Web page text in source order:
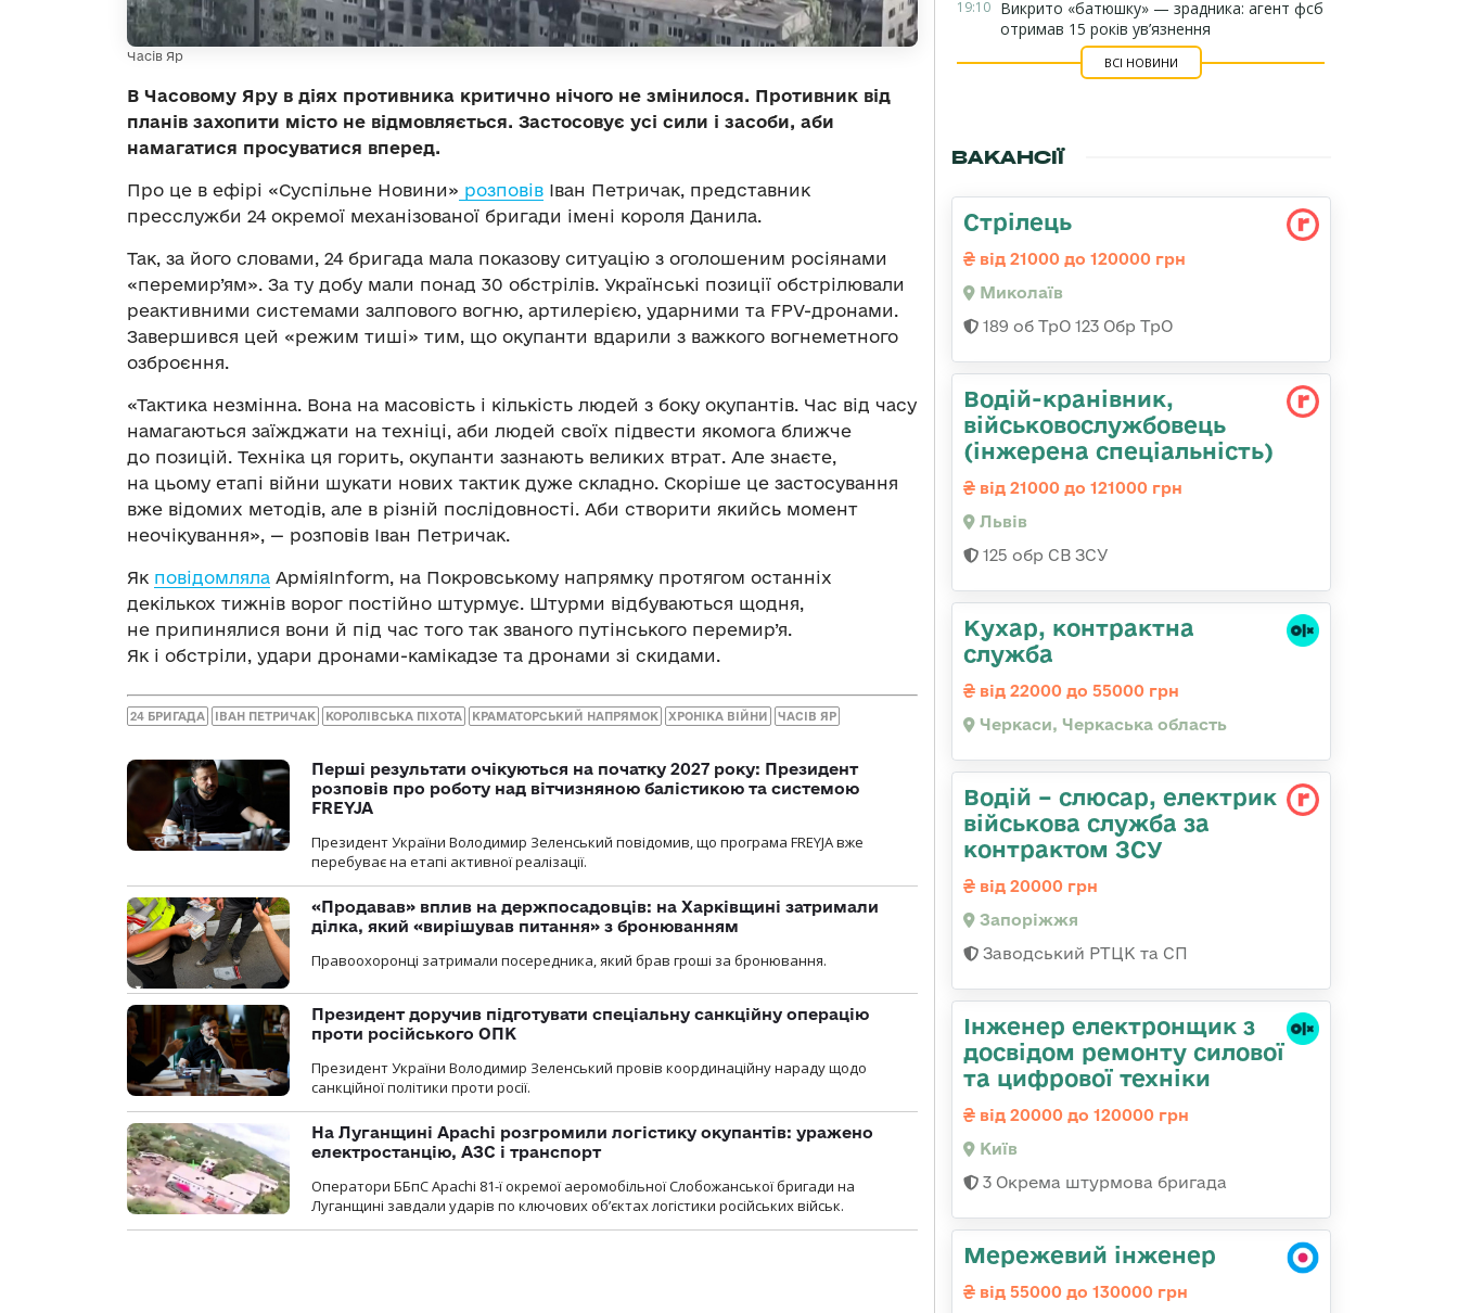
Часів Яр
В Часовому Яру в діях противника критично нічого не змінилося. Противник від
планів захопити місто не відмовляється. Застосовує усі сили і засоби, аби
намагатися просуватися вперед.
Про це в ефірі «Суспільне Новини» розповів Іван Петричак, представник
пресслужби 24 окремої механізованої бригади імені короля Данила.
Так, за його словами, 24 бригада мала показову ситуацію з оголошеним росіянами
«перемир’ям». За ту добу мали понад 30 обстрілів. Українські позиції обстрілювали
реактивними системами залпового вогню, артилерією, ударними та FPV-дронами.
Завершився цей «режим тиші» тим, що окупанти вдарили з важкого вогнеметного
озброєння.
«Тактика незмінна. Вона на масовість і кількість людей з боку окупантів. Час від часу
намагаються заїжджати на техніці, аби людей своїх підвести якомога ближче
до позицій. Техніка ця горить, окупанти зазнають великих втрат. Але знаєте,
на цьому етапі війни шукати нових тактик дуже складно. Скоріше це застосування
вже відомих методів, але в різній послідовності. Аби створити якийсь момент
неочікування», — розповів Іван Петричак.
Як повідомляла АрміяInform, на Покровському напрямку протягом останніх
декількох тижнів ворог постійно штурмує. Штурми відбуваються щодня,
не припинялися вони й під час того так званого путінського перемир’я.
Як і обстріли, удари дронами-камікадзе та дронами зі скидами.
24 БРИГАДА ІВАН ПЕТРИЧАК КОРОЛІВСЬКА ПІХОТА КРАМАТОРСЬКИЙ НАПРЯМОК ХРОНІКА ВІЙНИ ЧАСІВ ЯР
Перші результати очікуються на початку 2027 року: Президент
розповів про роботу над вітчизняною балістикою та системою
FREYJA
Президент України Володимир Зеленський повідомив, що програма FREYJA вже
перебуває на етапі активної реалізації.
«Продавав» вплив на держпосадовців: на Харківщині затримали
ділка, який «вирішував питання» з бронюванням
Правоохоронці затримали посередника, який брав гроші за бронювання.
Президент доручив підготувати спеціальну санкційну операцію
проти російського ОПК
Президент України Володимир Зеленський провів координаційну нараду щодо
санкційної політики проти росії.
На Луганщині Apachi розгромили логістику окупантів: уражено
електростанцію, АЗС і транспорт
Оператори ББпС Apachi 81-ї окремої аеромобільної Слобожанської бригади на
Луганщині завдали ударів по ключових об’єктах логістики російських військ.
19:10 Викрито «батюшку» — зрадника: агент фсб
отримав 15 років ув’язнення
ВСІ НОВИНИ
ВАКАНСІЇ
Стрілець
від 21000 до 120000 грн
Миколаїв
189 об ТрО 123 Обр ТрО
Водій-кранівник,
військовослужбовець
(інжерена спеціальність)
від 21000 до 121000 грн
Львів
125 обр СВ ЗСУ
Кухар, контрактна
служба
від 22000 до 55000 грн
Черкаси, Черкаська область
Водій – слюсар, електрик
військова служба за
контрактом ЗСУ
від 20000 грн
Запоріжжя
Заводський РТЦК та СП
Інженер електронщик з
досвідом ремонту силової
та цифрової техніки
від 20000 до 120000 грн
Київ
3 Окрема штурмова бригада
Мережевий інженер
від 55000 до 130000 грн